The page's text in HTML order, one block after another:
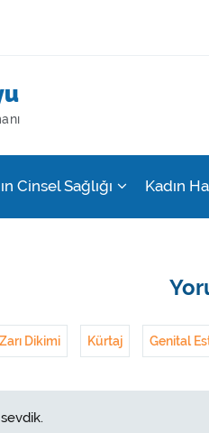
Cinsel Sağlığı Kadın
Zarı Dikimi Kürtaj Genital